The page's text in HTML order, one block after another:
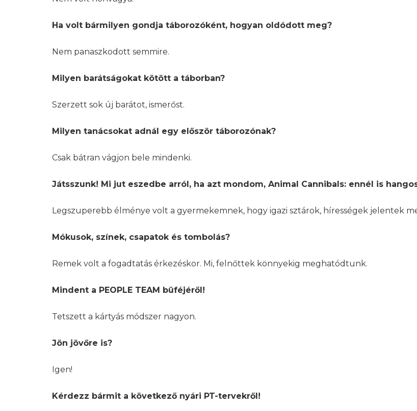
Ha volt bármilyen gondja táborozóként, hogyan oldódott meg?
Nem panaszkodott semmire.
Milyen barátságokat kötött a táborban?
Szerzett sok új barátot, ismerőst.
Milyen tanácsokat adnál egy először táborozónak?
Csak bátran vágjon bele mindenki.
Játsszunk! Mi jut eszedbe arról, ha azt mondom, Animal Cannibals: ennél is
Legszuperebb élménye volt a gyermekemnek, hogy igazi sztárok, hírességek jelentek
Mókusok, színek, csapatok és tombolás?
Remek volt a fogadtatás érkezéskor. Mi, felnőttek könnyekig meghatódtunk.
Mindent a PEOPLE TEAM büféjéről!
Tetszett a kártyás módszer nagyon.
Jön jövőre is?
Igen!
Kérdezz bármit a következő nyári PT-tervekről!